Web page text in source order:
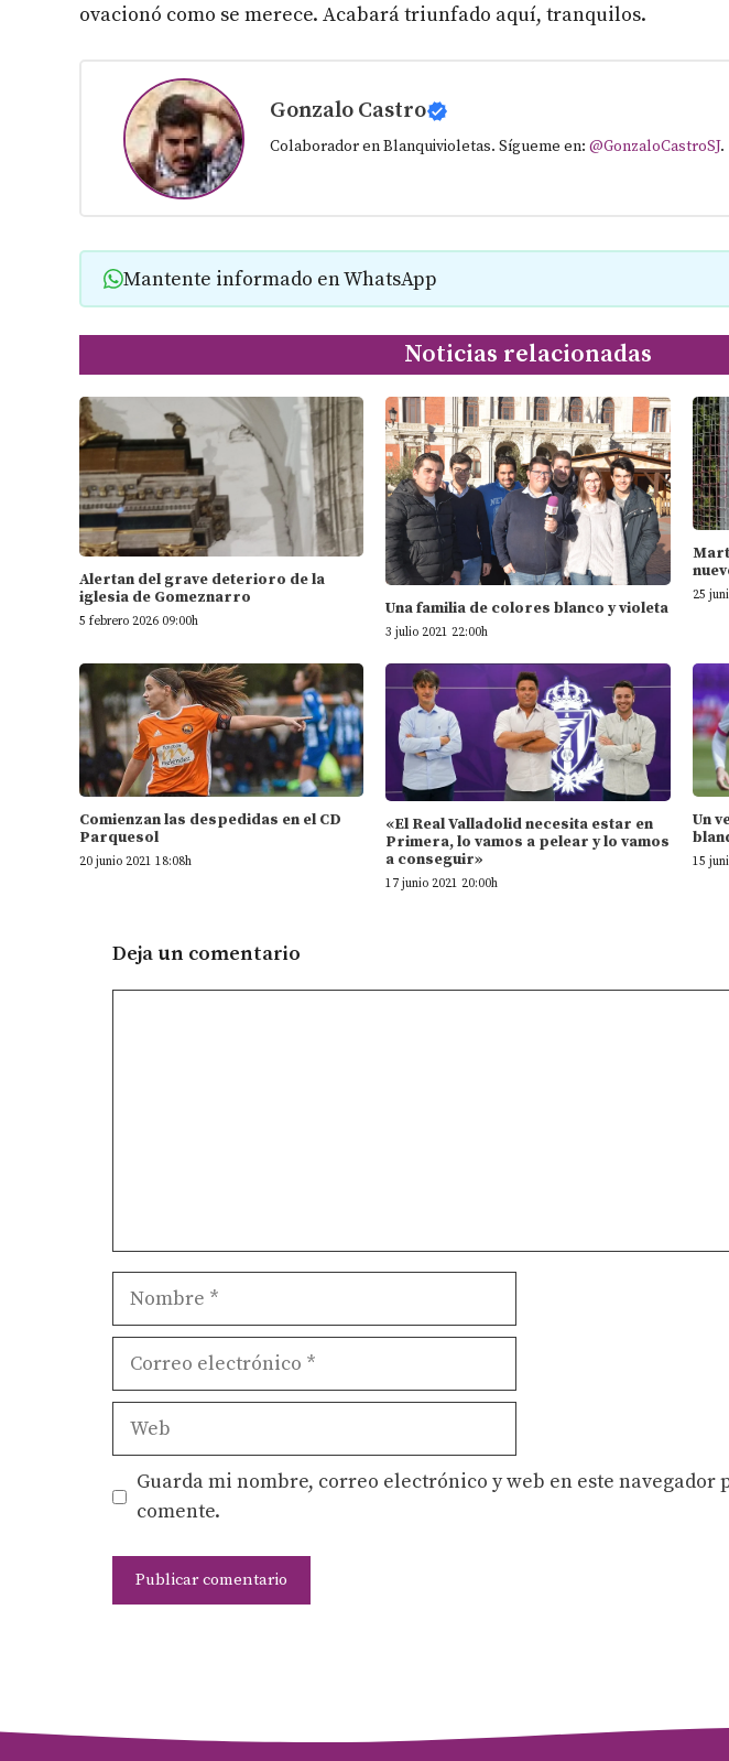
ovacionó como se merece. Acabará triunfado aquí, tranquilos.
Gonzalo Castro
Colaborador en Blanquivioletas. Sígueme en: @GonzaloCastroSJ.
Mantente informado en WhatsApp
Noticias relacionadas
Alertan del grave deterioro de la
iglesia de Gomeznarro
5 febrero 2026 09:00h
Una familia de colores blanco y violeta
3 julio 2021 22:00h
25
Comienzan las despedidas en el CD
Parquesol
20 junio 2021 18:08h
«El Real Valladolid necesita estar en
Primera, lo vamos a pelear y lo vamos
a conseguir»
17 junio 2021 20:00h
Un
15
Deja un comentario
Nombre
Correo
Web
Guarda mi nombre, correo electrónico y web en este navegador
comente.